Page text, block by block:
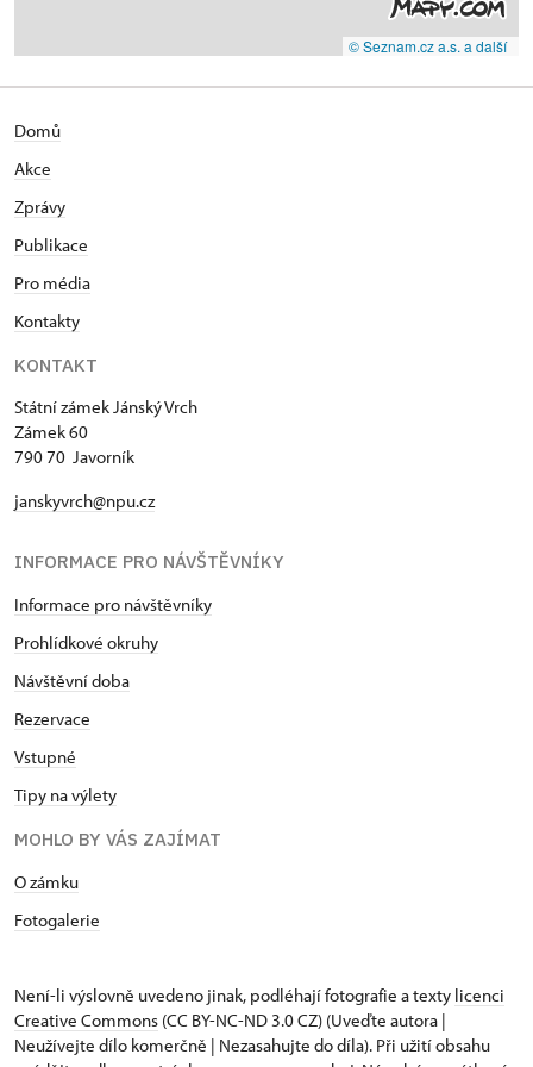
© Seznam.cz a.s. a další
Domů
Akce
Zprávy
Publikace
Pro média
Kontakty
KONTAKT
Státní zámek Jánský Vrch
Zámek 60
790 70 Javorník
janskyvrch@npu.cz
INFORMACE PRO NÁVŠTĚVNÍKY
Informace pro návštěvníky
Prohlídkové okruhy
Návštěvní doba
Rezervace
Vstupné
Tipy na výlety
MOHLO BY VÁS ZAJÍMAT
O zámku
Fotogalerie
Není-li výslovně uvedeno jinak, podléhají fotografie a texty licenci
Creative Commons (CC BY-NC-ND 3.0 CZ) (Uveďte autora |
Neužívejte dílo komerčně | Nezasahujte do díla). Při užití obsahu